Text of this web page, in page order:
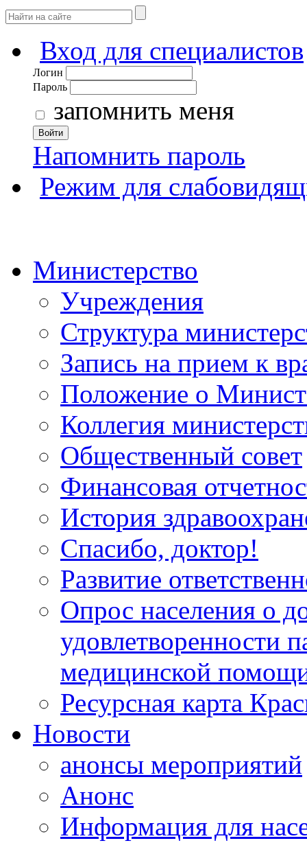
Вход для специалистов
Логин
Пароль
запомнить меня
Войти
Напомнить пароль
Режим для
Министерство
Учреждения
Структура
Запись на прием к
Положение о
Коллегия
Общественный совет
Финансовая
История
Спасибо, доктор!
Развитие
Опрос населения о
удовлетворенности
медицинской
Ресурсная карта
Новости
анонсы мероприятий
Анонс
Информация для